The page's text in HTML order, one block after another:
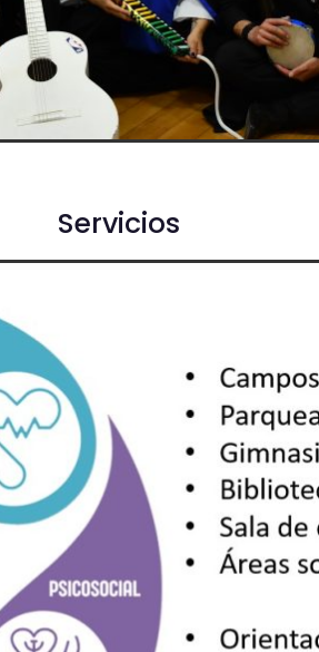
Servicios